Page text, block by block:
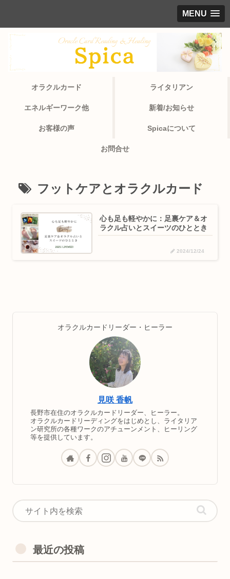
MENU
オラクルカード ライタリアン
エネルギーワーク他 新着/お知らせ
お客様の声 Spicaについて
お問合せ
フットケアとオラクルカード
心も足も軽やかに：足裏ケア＆オ
ラクル占いとスイーツのひととき
2024/12/24
オラクルカードリーダー・ヒーラー
見咲 香帆
長野市在住のオラクルカードリーダー、ヒーラー。
オラクルカードリーディングをはじめとし、ライタリア
ン研究所の各種ワークのアチューンメント、ヒーリング
等を提供しています。
最近の投稿